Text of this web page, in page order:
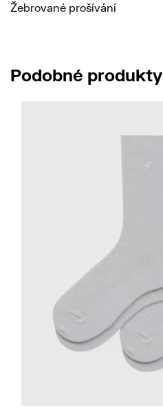
Žebrované prošívání
Podobné produkty